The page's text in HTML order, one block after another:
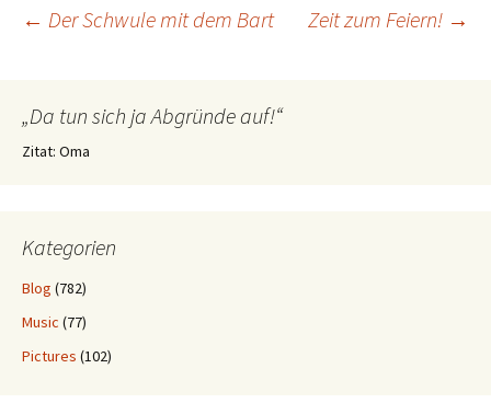
Beitragsnavigation
← Der Schwule mit dem Bart Zeit zum Feiern! →
„Da tun sich ja Abgründe auf!“
Zitat: Oma
Kategorien
Blog (782)
Music (77)
Pictures (102)